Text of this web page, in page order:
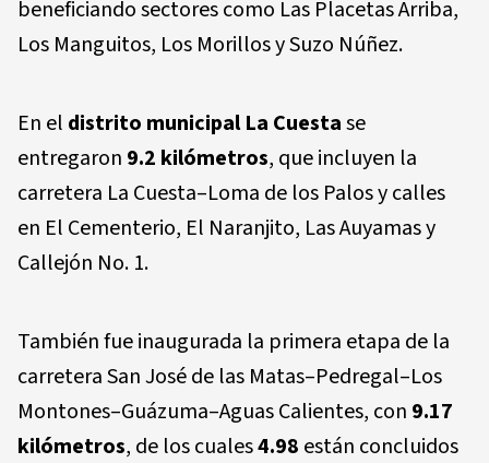
beneficiando sectores como Las Placetas Arriba,
Los Manguitos, Los Morillos y Suzo Núñez.
En el distrito municipal La Cuestase
entregaron 9.2 kilómetros, que incluyen la
carretera La Cuesta–Loma de los Palos y calles
en El Cementerio, El Naranjito, Las Auyamas y
Callejón No. 1.
También fue inaugurada la primera etapa de la
carretera San José de las Matas–Pedregal–Los
Montones–Guázuma–Aguas Calientes, con 9.17
kilómetros, de los cuales4.98 están concluidos